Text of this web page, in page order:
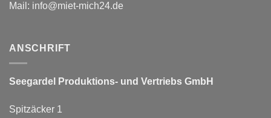
Mail: info@miet-mich24.de
ANSCHRIFT
Seegardel Produktions- und Vertriebs GmbH
Spitzäcker 1